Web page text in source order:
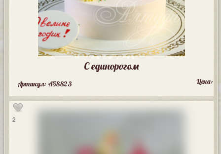
С единорогом
Артикул: A58823 Цена:
2